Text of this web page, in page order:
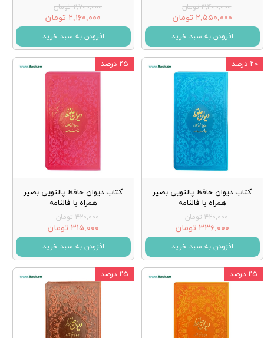
۳,۴۰۰,۰۰۰ تومان
۲,۵۵۰,۰۰۰ تومان
افزودن به سبد خرید
۲,۷۰۰,۰۰۰ تومان
۲,۱۶۰,۰۰۰ تومان
افزودن به سبد خرید
کتاب دیوان حافظ پالتویی بصیر
همراه با فالنامه
۴۲۰,۰۰۰ تومان
۳۳۶,۰۰۰ تومان
افزودن به سبد خرید
۲۰ درصد
کتاب دیوان حافظ پالتویی بصیر
همراه با فالنامه
۴۲۰,۰۰۰ تومان
۳۱۵,۰۰۰ تومان
افزودن به سبد خرید
۲۵ درصد
۲۵ درصد ۲۵ درصد